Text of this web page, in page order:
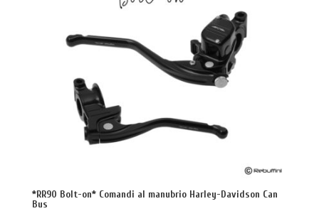
*RR90 Bolt-on* Comandi al manubrio Harley-Davidson Can
Bus